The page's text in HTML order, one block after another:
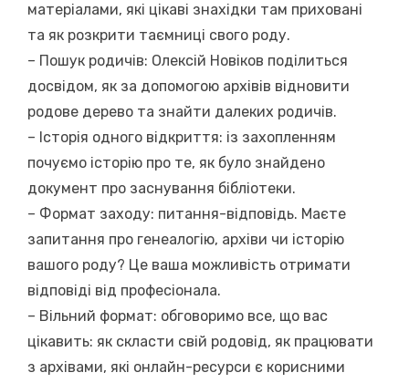
матеріалами, які цікаві знахідки там приховані
та як розкрити таємниці свого роду.
– Пошук родичів: Олексій Новіков поділиться
досвідом, як за допомогою архівів відновити
родове дерево та знайти далеких родичів.
– Історія одного відкриття: із захопленням
почуємо історію про те, як було знайдено
документ про заснування бібліотеки.
– Формат заходу: питання-відповідь. Маєте
запитання про генеалогію, архіви чи історію
вашого роду? Це ваша можливість отримати
відповіді від професіонала.
– Вільний формат: обговоримо все, що вас
цікавить: як скласти свій родовід, як працювати
з архівами, які онлайн-ресурси є корисними